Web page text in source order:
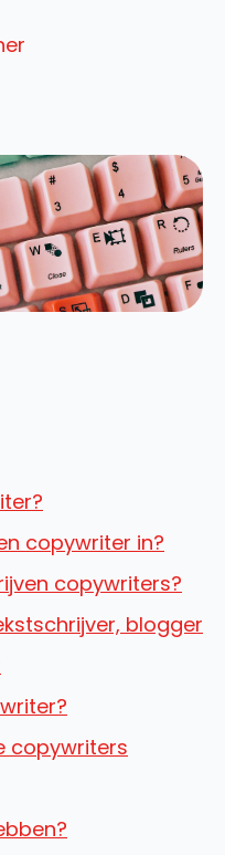
copywriter in?
copywriters?
blogger
copywriters